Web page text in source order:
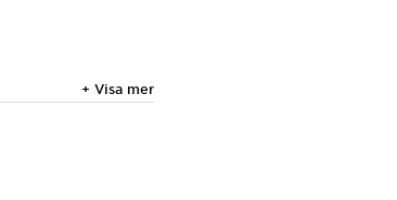
+ Visa mer